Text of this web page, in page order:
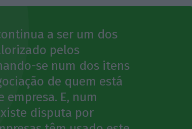
a ser um dos
pelos
se num dos itens
de quem está
empresa. E, num
disputa por